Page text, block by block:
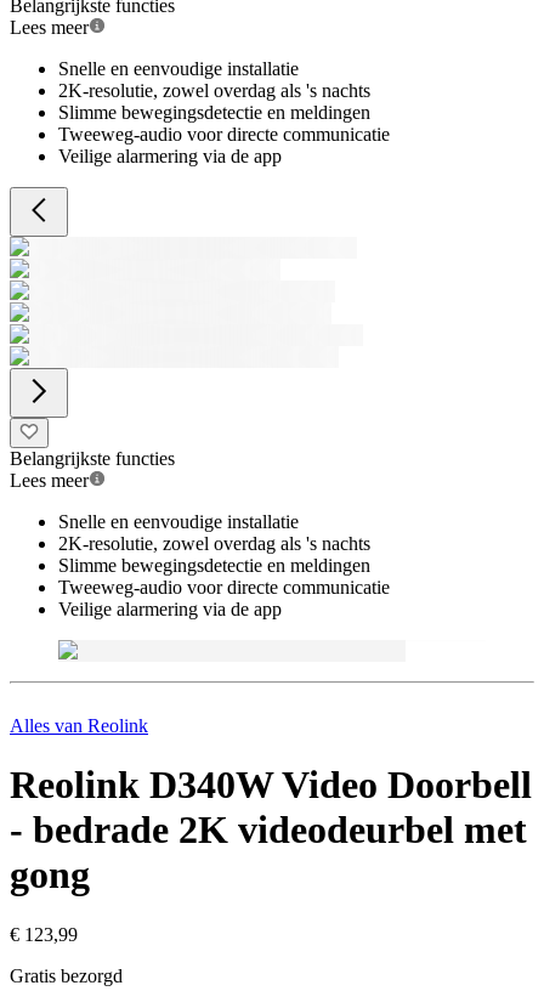
Belangrijkste functies
Lees meer
Snelle en eenvoudige installatie
2K-resolutie, zowel overdag als 's nachts
Slimme bewegingsdetectie en meldingen
Tweeweg-audio voor directe communicatie
Veilige alarmering via de app
Belangrijkste functies
Lees meer
Snelle en eenvoudige installatie
2K-resolutie, zowel overdag als 's nachts
Slimme bewegingsdetectie en meldingen
Tweeweg-audio voor directe communicatie
Veilige alarmering via de app
Alles van Reolink
Reolink D340W Video Doorbell
- bedrade 2K videodeurbel met
gong
€ 123,99
Gratis bezorgd